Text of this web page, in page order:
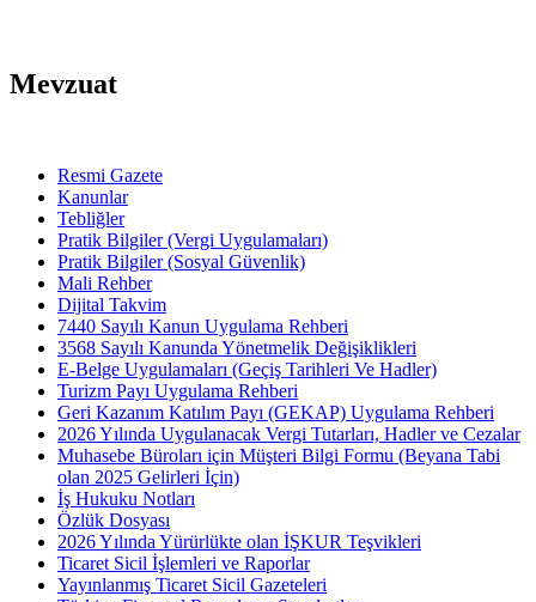
Mevzuat
Resmi Gazete
Kanunlar
Tebliğler
Pratik Bilgiler (Vergi Uygulamaları)
Pratik Bilgiler (Sosyal Güvenlik)
Mali Rehber
Dijital Takvim
7440 Sayılı Kanun Uygulama Rehberi
3568 Sayılı Kanunda Yönetmelik Değişiklikleri
E-Belge Uygulamaları (Geçiş Tarihleri Ve Hadler)
Turizm Payı Uygulama Rehberi
Geri Kazanım Katılım Payı (GEKAP) Uygulama Rehberi
2026 Yılında Uygulanacak Vergi Tutarları, Hadler ve Cezalar
Muhasebe Büroları için Müşteri Bilgi Formu (Beyana Tabi
olan 2025 Gelirleri İçin)
İş Hukuku Notları
Özlük Dosyası
2026 Yılında Yürürlükte olan İŞKUR Teşvikleri
Ticaret Sicil İşlemleri ve Raporlar
Yayınlanmış Ticaret Sicil Gazeteleri